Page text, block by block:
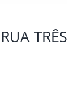
RUA